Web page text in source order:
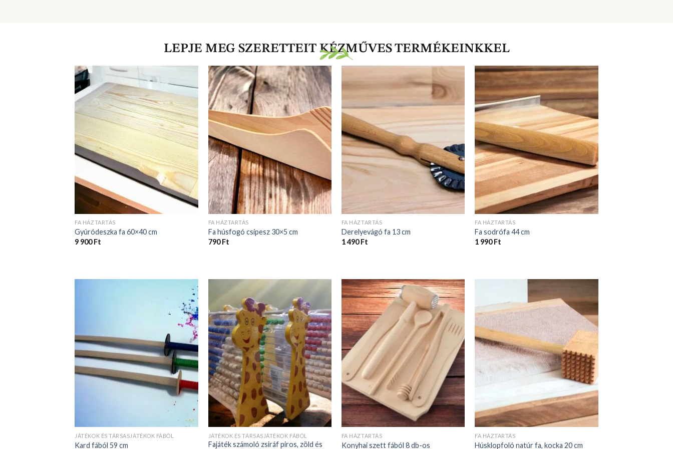
LEPJE MEG SZERETTEIT KÉZMŰVES TERMÉKEINKKEL
FA HÁZTARTÁS
Gyúródeszka fa 60×40 cm
9 900Ft
FA HÁZTARTÁS
Fa húsfogó csipesz 30×5 cm
790Ft
FA HÁZTARTÁS
Derelyevágó fa 13 cm
1 490Ft
FA HÁZTARTÁS
Fa sodrófa 44 cm
1 990Ft
JÁTÉKOK ÉS TÁRSASJÁTÉKOK FÁBÓL
Kard fából 59 cm
JÁTÉKOK ÉS TÁRSASJÁTÉKOK FÁBÓL
Fajáték számoló zsiráf piros, zöld és
FA HÁZTARTÁS
Konyhai szett fából 8 db-os
FA HÁZTARTÁS
Húsklopfoló natúr fa, kocka 20 cm